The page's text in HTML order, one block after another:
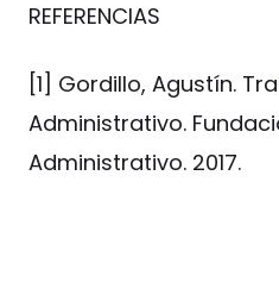
REFERENCIAS
[1] Gordillo, Agustín.
Administrativo.
Administrativo. 2017.